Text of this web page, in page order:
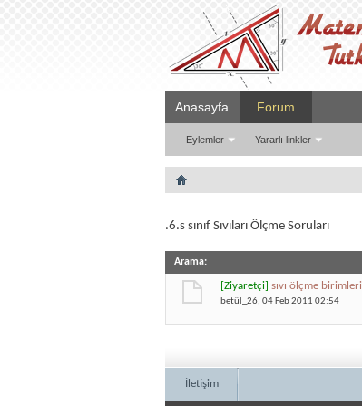
Anasayfa Forum
Eylemler Yararlı linkler
.6.s sınıf Sıvıları Ölçme Soruları
Arama:
[Ziyaretçi] sıvı ölçme birimleri
betül_26, 04 Feb 2011 02:54
İletişim